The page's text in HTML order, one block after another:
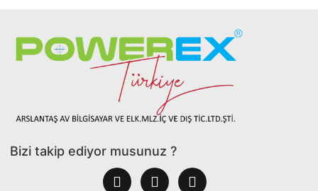
Bizi takip ediyor musunuz ?